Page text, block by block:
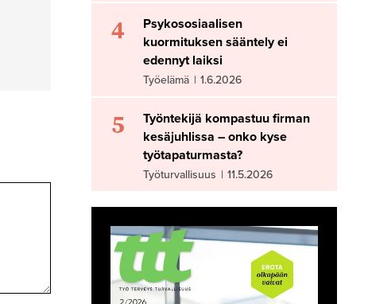
4
Psykososiaalisen
kuormituksen sääntely ei
edennyt laiksi
Työelämä | 1.6.2026
5
Työntekijä kompastuu firman
kesäjuhlissa – onko kyse
työtapaturmasta?
Työturvallisuus | 11.5.2026